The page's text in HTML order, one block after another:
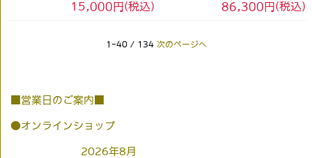
15,000円(税込)
86,300円(税込)
1-40 / 134 次のページへ
■営業日のご案内■
●オンラインショップ
2026年8月